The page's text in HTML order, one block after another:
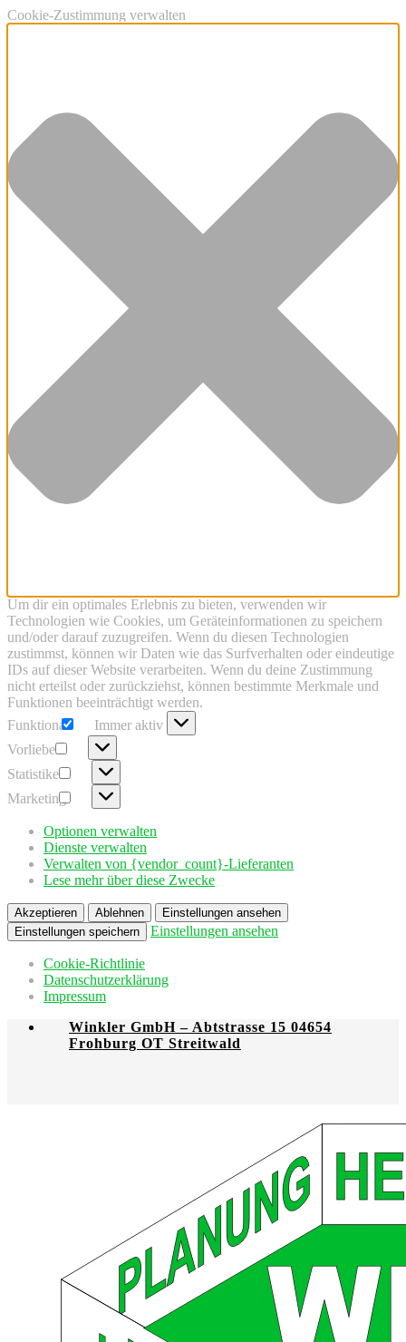
Cookie-Zustimmung verwalten
Um dir ein optimales Erlebnis zu bieten, verwenden wir
Technologien wie Cookies, um Geräteinformationen zu speichern
und/oder darauf zuzugreifen. Wenn du diesen Technologien
zustimmst, können wir Daten wie das Surfverhalten oder eindeutige
IDs auf dieser Website verarbeiten. Wenn du deine Zustimmung
nicht erteilst oder zurückziehst, können bestimmte Merkmale und
Funktionen beeinträchtigt werden.
Funktional
Funktional
Immer aktiv
Vorlieben
Vorlieben
Statistiken Statistiken
Marketing Marketing
Optionen verwalten
Dienste verwalten
Verwalten von {vendor_count}-Lieferanten
Lese mehr über diese Zwecke
Akzeptieren Ablehnen
Einstellungen ansehen
Einstellungen speichern
Einstellungen ansehen
Cookie-Richtlinie
Datenschutzerklärung
Impressum
Winkler GmbH – Abtstrasse 15 04654
Frohburg OT Streitwald